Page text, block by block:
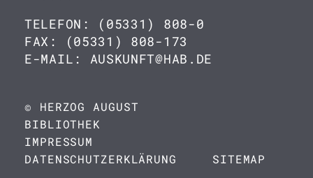
TELEFON: (05331) 808-0
FAX: (05331) 808-173
E-MAIL: AUSKUNFT@HAB.DE
© HERZOG AUGUST
BIBLIOTHEK
IMPRESSUM
DATENSCHUTZERKLÄRUNG
SITEMAP